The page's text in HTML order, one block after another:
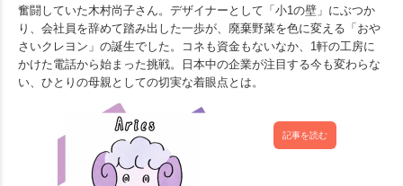
奮闘していた木村尚子さん。デザイナーとして「小1の壁」にぶつか
り、会社員を辞めて踏み出した一歩が、廃棄野菜を色に変える「おや
さいクレヨン」の誕生でした。コネも資金もないなか、1軒の工房に
かけた電話から始まった挑戦。日本中の企業が注目する今も変わらな
い、ひとりの母親としての切実な着眼点とは。
記事を読む